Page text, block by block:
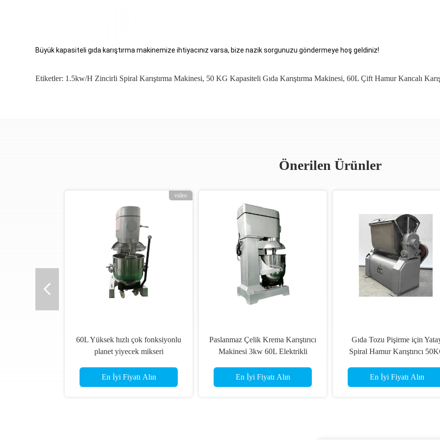
Büyük kapasiteli gıda karıştırma makinemize ihtiyacınız varsa, bize nazik sorgunuzu göndermeye hoş geldiniz!
Etiketler: 1.5kw/h Zincirli Spiral Karıştırma Makinesi, 50 KG Kapasiteli Gıda Karıştırma Makinesi, 60L Çift Hamur Kancalı
Önerilen Ürünler
Paslanmaz Çelik Krema Karıştırıcı
Makinesi 3kw 60L Elektrikli
En İyi Fiyatı Alın
Gıda Tozu Pişirme için Yatay
Spiral Hamur Karıştırıcı 50KG
En İyi Fiyatı Alın
Paslanmaz Çelik 100kg Elektrikli
Mutfak Mikseri 240L Hamur
En İyi Fiyatı Alın